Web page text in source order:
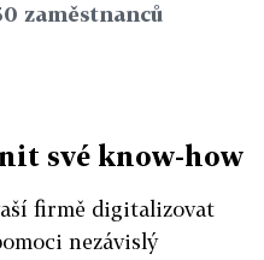
zaměstnanců
své know-how
firmě digitalizovat
nezávislý